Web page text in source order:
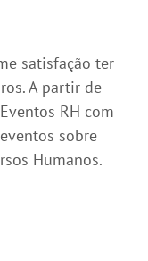
satisfação ter
A partir de
RH com
sobre
Humanos.